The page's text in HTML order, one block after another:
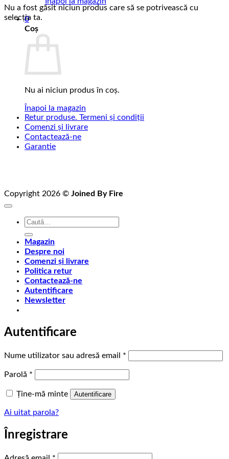
0
Coș
Nu ai niciun produs în coș.
Înapoi la magazin
Nu a fost găsit niciun produs care să se potrivească cu
selecția ta.
Retur produse. Termeni și condiții
Comenzi și livrare
Contactează-ne
Garantie
Copyright 2026 © Joined By Fire
Caută
Magazin
Despre noi
Comenzi și livrare
Politica retur
Contactează-ne
Autentificare
Newsletter
Autentificare
Nume utilizator sau adresă email *
Parolă *
Ține-mă minte Autentificare
Ai uitat parola?
Înregistrare